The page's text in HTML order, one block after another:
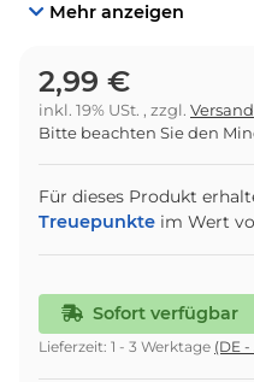
Mehr anzeigen
2,99 €
inkl. 19% USt. , zzgl. Versand
Bitte beachten Sie den
Für dieses Produkt
Treuepunkte im Wert
Sofort verfügbar
Lieferzeit: 1 - 3 Werktage (DE